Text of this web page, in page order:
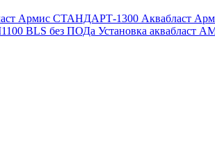
Армис СТАНДАРТ-1300 Аквабласт
BLS без ПОДа Установка аквабласт